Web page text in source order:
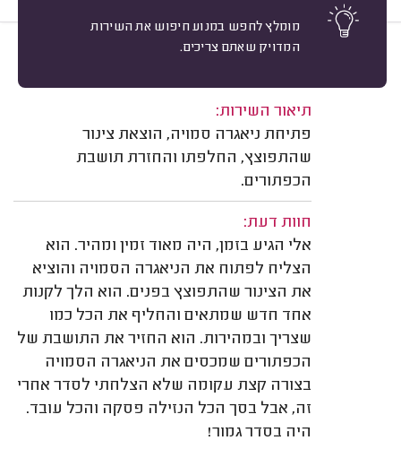
מומלץ לחפש במנוע חיפוש את השירות
המדויק שאתם צריכים.
דניאל ש. באר שבע.
תיאור השירות:
פתיחת ניאגרה סמויה, הוצאת צינור
שהתפוצץ, החלפתו והחזרת תושבת
הכפתורים.
חוות דעת:
אלי הגיע בזמן, היה מאוד זמין ומהיר. הוא
הצליח לפתוח את הניאגרה הסמויה והוציא
את הצינור שהתפוצץ בפנים. הוא הלך לקנות
אחד חדש שמתאים והחליף את הכל כמו
שצריך ובמהירות. הוא החזיר את התושבת של
הכפתורים שמכסים את הניאגרה הסמויה
בצורה קצת עקומה שלא הצלחתי לסדר אחרי
זה, אבל בסך הכל הנזילה פסקה והכל עובד.
היה בסדר גמור!